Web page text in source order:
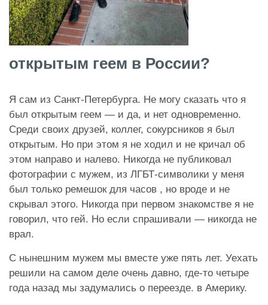
открытым геем в России?
Я сам из Санкт-Петербурга. Не могу сказать что я
был открытым геем — и да, и нет одновременно.
Среди своих друзей, коллег, сокурсников я был
открытым. Но при этом я не ходил и не кричал об
этом направо и налево. Никогда не публиковал
фотографии с мужем, из ЛГБТ-символики у меня
был только ремешок для часов , но вроде и не
скрывал этого. Никогда при первом знакомстве я не
говорил, что гей. Но если спрашивали — никогда не
врал.
С нынешним мужем мы вместе уже пять лет. Уехать
решили на самом деле очень давно, где-то четыре
года назад мы задумались о переезде. в Америку.